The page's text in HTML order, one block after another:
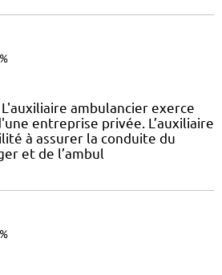
ambulancier exerce
entreprise privée. L’auxiliaire
à assurer la conduite du
et de l’ambul